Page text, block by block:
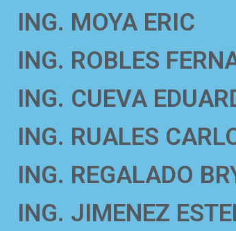
ING. MOYA ERIC
ING. ROBLES
ING. CUEVA
ING. RUALES
ING. REGALADO
ING. JIMENEZ